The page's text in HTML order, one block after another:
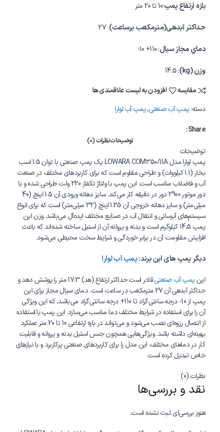
بازه ارتفاع پمپ:10 تا 20 متر
حداکثر آبدهی(مترمکعب برساعت): 27
دماي مجاز سیال: 110+ 10-
وزن (kg)
: 14.5
مقایسه
افزودن به لیست علاقمندی ها
دسته: پمپ آب صنعتی,پمپ آب لوارا
Share:
توضیحاتنظرات (0)
توضیحات
پمپ لوارا مدل LOWARA COM350/11A یک پمپ صنعتی با توان 1.5 اسب
بخار (1.1 کیلووات) و طراحی مقاوم است که برای کاربردهای مختلف در صنعت
آب و فاضلاب مناسب است. این پمپ با ولتاژ تکفاز 220 ولت طراحی شده و با
دور موتور 2900 دور در دقیقه کار می‌کند. سایز دهانه ورودی آن 1.5 اینچ (40
میلی‌متر) و سایز دهانه خروجی آن 1.25 اینچ (32 میلی‌متر) است که برای انواع
سیستم‌های آبرسانی و انتقال آب در صنایع مختلف ایده‌آل می‌باشد. وزن این
پمپ 14.5 کیلوگرم است و بدنه و پروانه آن از استیل ساخته شده‌اند که باعث
افزایش مقاومت آن در برابر خوردگی و شرایط سخت محیطی می‌شود.
دیگر پمپ های این برند:پمپ آب لوارا
این پمپ آب صنعتی
قادر است حداکثر ارتفاع (هد) 17.3 متر را پوشش دهد و
حداکثر آبدهی آن 27 مترمکعب در ساعت است. دمای سیال مجاز برای این
پمپ از 10- درجه سانتی‌گراد تا 110+ درجه سانتی‌گراد می‌باشد، که این ویژگی
آن را برای استفاده در شرایط مختلف دما مناسب می‌سازد. این پمپ با استفاده
از اتصال رزوه‌ای نصب می‌شود و می‌تواند در بازه ارتفاعی 10 تا 20 متر عملکرد
بهینه‌ای داشته باشد. ویژگی‌هایی همچون جنس استیل بدنه و پروانه و قابلیت
کار در دماهای مختلف، این مدل را برای کاربردهای صنعتی پرکاربرد و با نیازهای
خاص تبدیل کرده است.
نظرات (0)
نقد و بررسی‌ها
هنوز بررسی‌ای ثبت نشده است.